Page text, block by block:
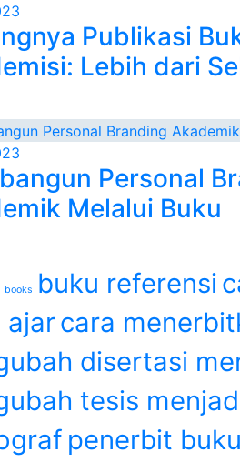
Publikasi
Lebih dari
Personal
Melalui Buku
books buku referensi
ajarcara
disertasi
tesis
penerbit